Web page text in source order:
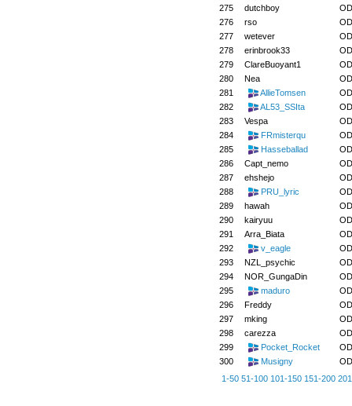
275
dutchboy
276
rso
277
wetever
278
erinbrook33
279
ClareBuoyant1
280
Nea
281
AllieTomsen
282
AL53_SSIta
283
Vespa
284
FRmisterqu
285
Hasseballad
286
Capt_nemo
287
ehshejo
288
PRU_lyric
289
hawah
290
kairyuu
291
Arra_Biata
292
v_eagle
293
NZL_psychic
294
NOR_GungaDin
295
maduro
296
Freddy
297
mking
298
carezza
299
Pocket_Rocket
300
Musigny
1-50 51-100 101-150 151-200